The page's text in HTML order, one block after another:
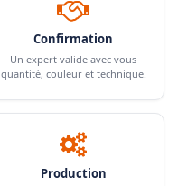
Confirmation
Un expert valide avec vous
quantité, couleur et technique.
Production